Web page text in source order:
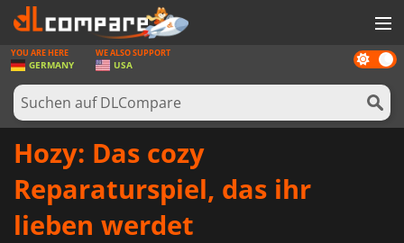
SPIELE
SPIEL KARTEN
SOFTWARE
REWARDS
HARDWARE
Dark
mode
YOU ARE HERE
GERMANY
WE ALSO SUPPORT
USA
Hozy: Das cozy
Reparaturspiel, das ihr
lieben werdet